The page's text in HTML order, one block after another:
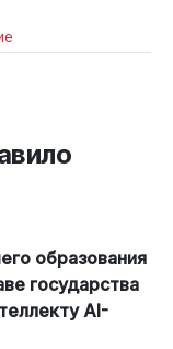
образования
государства
AI-